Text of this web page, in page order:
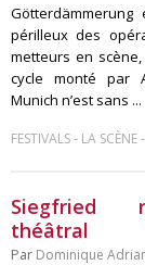
périlleux des
metteurs en
cycle monté par
Munich n’est sans ...
FESTIVALS- LA SCÈNE-
Siegfried
théâtral
Par Dominique